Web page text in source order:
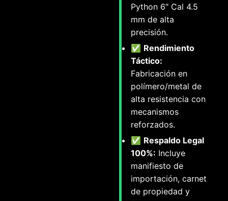
Python 6″ Cal 4.5
mm de alta
precisión.
✅ Rendimiento
Táctico:
Fabricación en
polímero/metal de
alta resistencia con
mecanismos
reforzados.
✅ Respaldo Legal
100%: Incluye
manifiesto de
importación, carnet
de propiedad y